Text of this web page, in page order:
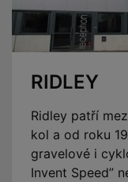
RIDLEY
Ridley patří
kol a od roku
gravelové i
Invent Speed”